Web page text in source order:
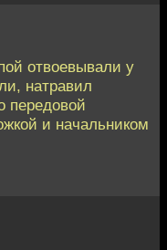
отвоевывали у
натравил
передовой
и начальником